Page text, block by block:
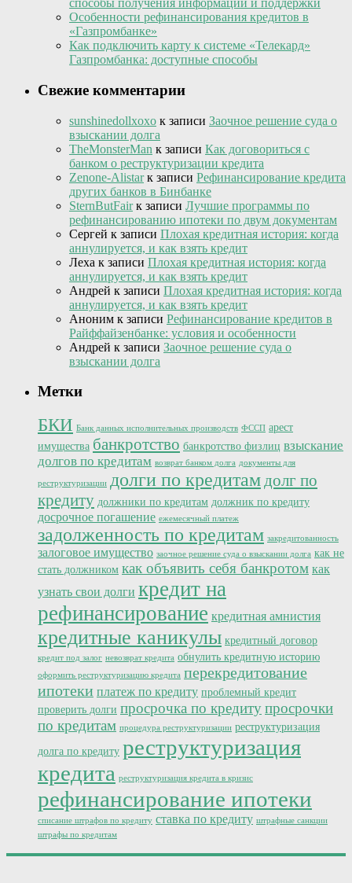
способы получения информации и поддержки
Особенности рефинансирования кредитов в
«Газпромбанке»
Как подключить карту к системе «Телекард»
Газпромбанка: доступные способы
Свежие комментарии
sunshinedollxoxo к записи Заочное решение суда о
взыскании долга
TheMonsterMan к записи Как договориться с
банком о реструктуризации кредита
Zenone-Alistarк записи Рефинансирование кредита
других банков в Бинбанке
SternButFairк записи Лучшие программы по
рефинансированию ипотеки по двум документам
Сергей к записи Плохая кредитная история: когда
аннулируется, и как взять кредит
Леха к записи Плохая кредитная история: когда
аннулируется, и как взять кредит
Андрей к записи Плохая кредитная история: когда
аннулируется, и как взять кредит
Аноним к записи Рефинансирование кредитов в
Райффайзенбанке: условия и особенности
Андрей к записи Заочное решение суда о
взыскании долга
Метки
БКИ Банк данных исполнительных производств ФССП арест
имущества банкротство банкротство физлиц взыскание
долгов по кредитам возврат банком долга документы для
реструктуризации долги по кредитамдолг по
кредиту должники по кредитам должник по кредиту
досрочное погашение ежемесячный платеж
задолженность по кредитам закредитованность
залоговое имущество заочное решение суда о взыскании долга как не
стать должником как объявить себя банкротом как
узнать свои долги кредит на
рефинансирование кредитная амнистия
кредитные каникулы кредитный договор
кредит под залог невозврат кредита обнулить кредитную историю
оформить реструктуризацию кредита перекредитование
ипотеки платеж по кредиту проблемный кредит
проверить долги просрочка по кредитупросрочки
по кредитам процедура реструктуризации реструктуризация
долга по кредиту реструктуризация
кредита реструктуризация кредита в кризис
рефинансирование ипотеки
списание штрафов по кредиту ставка по кредиту штрафные санкции
штрафы по кредитам